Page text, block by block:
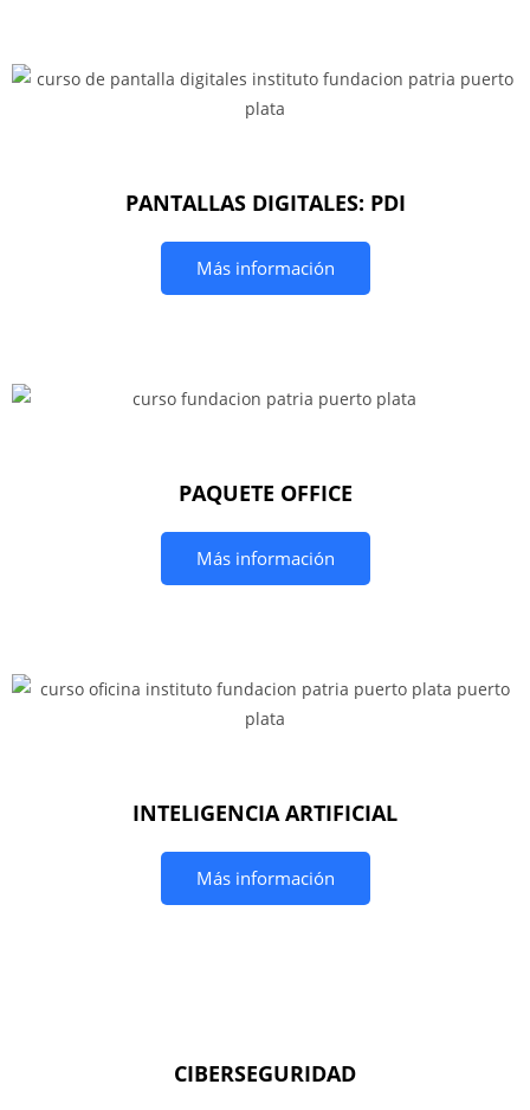
PANTALLAS DIGITALES: PDI
Más información
PAQUETE OFFICE
Más información
INTELIGENCIA ARTIFICIAL
Más información
CIBERSEGURIDAD